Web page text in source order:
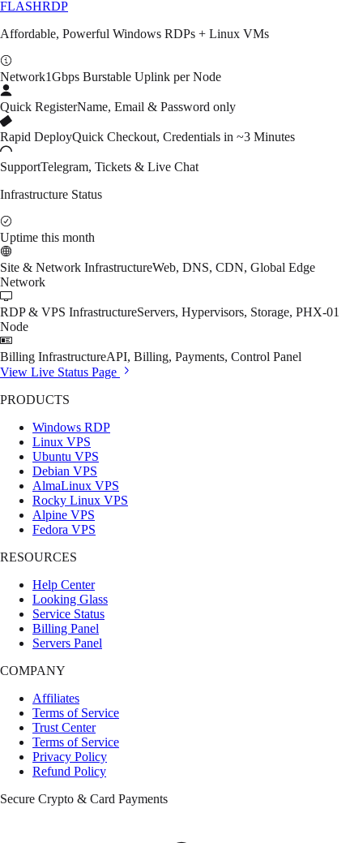
FLASHRDP
Affordable, Powerful Windows RDPs + Linux VMs
Network1Gbps Burstable Uplink per Node
Quick RegisterName, Email & Password only
Rapid DeployQuick Checkout, Credentials in ~3 Minutes
SupportTelegram, Tickets & Live Chat
Infrastructure Status
Uptime this month
Site & Network InfrastructureWeb, DNS, CDN, Global Edge
Network
RDP & VPS InfrastructureServers, Hypervisors, Storage, PHX-01
Node
Billing InfrastructureAPI, Billing, Payments, Control Panel
View Live Status Page
PRODUCTS
Windows RDP
Linux VPS
Ubuntu VPS
Debian VPS
AlmaLinux VPS
Rocky Linux VPS
Alpine VPS
Fedora VPS
RESOURCES
Help Center
Looking Glass
Service Status
Billing Panel
Servers Panel
COMPANY
Affiliates
Terms of Service
Trust Center
Terms of Service
Privacy Policy
Refund Policy
Secure Crypto & Card Payments